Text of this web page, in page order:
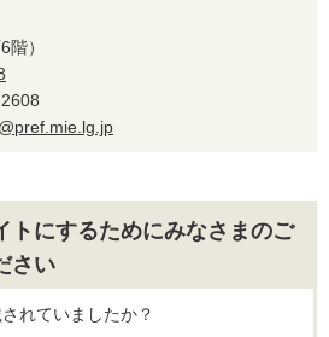
）
2608
トにするためにみなさまのご
さい
れていましたか？